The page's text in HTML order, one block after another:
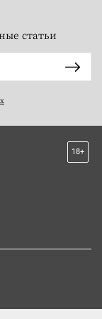
статьи
18+